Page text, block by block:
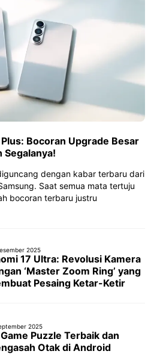
Bocoran Upgrade Besar
Segalanya!
dengan kabar terbaru dari
Saat semua mata tertuju
bocoran terbaru justru
2025
17 Ultra: Revolusi Kamera
‘Master Zoom Ring’ yang
Pesaing Ketar-Ketir
2025
Puzzle Terbaik dan
Otak di Android